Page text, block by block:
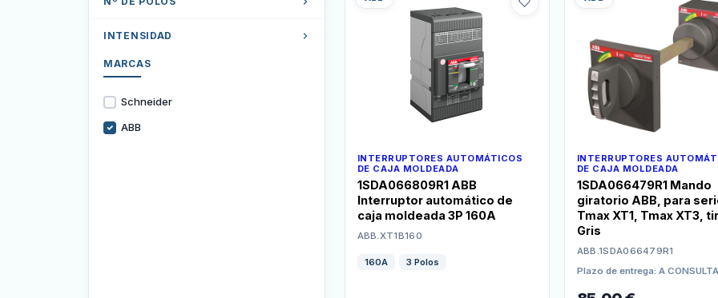
3 Polos
INTENSIDAD
160A
MARCAS
Schneider
ABB
INTERRUPTORES AUTOMÁTICOS
DE CAJA MOLDEADA
1SDA066809R1 ABB
Interruptor automático de
caja moldeada 3P 160A
ABB.XT1B160
160A 3 Polos
INTERRUPTORES
DE CAJA MOLDEADA
1SDA066479R1 Mando
giratorio ABB, para
Tmax XT1, Tmax XT3,
Gris
ABB.1SDA066479R1
Plazo de entrega: A